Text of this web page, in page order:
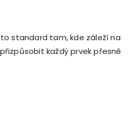
standard tam, kde záleží na
každý prvek přesně